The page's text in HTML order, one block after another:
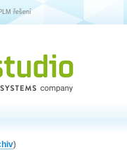
řešení
)